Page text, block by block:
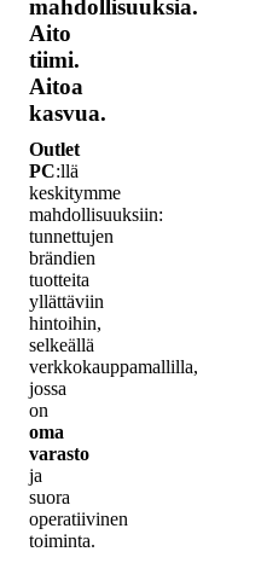
mahdollisuuksia.
Aito
tiimi.
Aitoa
kasvua.
Outlet
PC:llä
keskitymme
mahdollisuuksiin:
tunnettujen
brändien
tuotteita
yllättäviin
hintoihin,
selkeällä
verkkokauppamallilla,
jossa
on
oma
varasto
ja
suora
operatiivinen
toiminta.